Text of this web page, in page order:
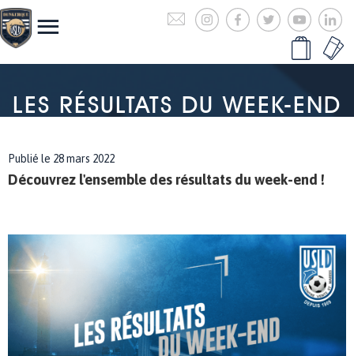
LES RÉSULTATS DU WEEK-END
Publié le 28 mars 2022
Découvrez l'ensemble des résultats du week-end !